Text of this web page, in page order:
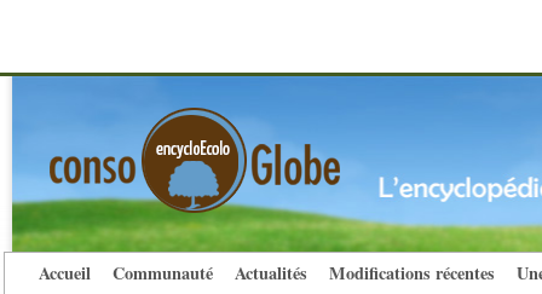
Accueil Communauté Actualités Modifications récentes